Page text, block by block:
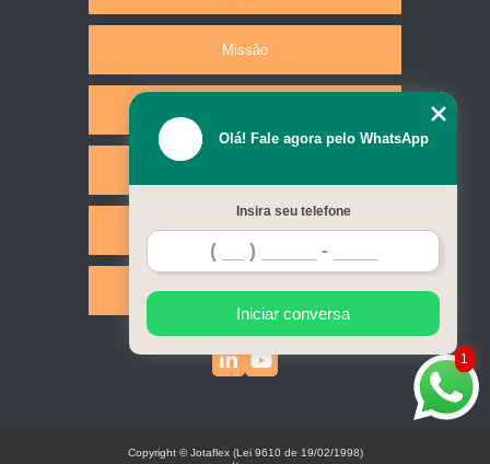
Missão
Contato
Mapa do site
1
Olá! Fale agora pelo WhatsApp
Insira seu telefone
Iniciar conversa
Copyright © Jotaflex (Lei 9610 de 19/02/1998)